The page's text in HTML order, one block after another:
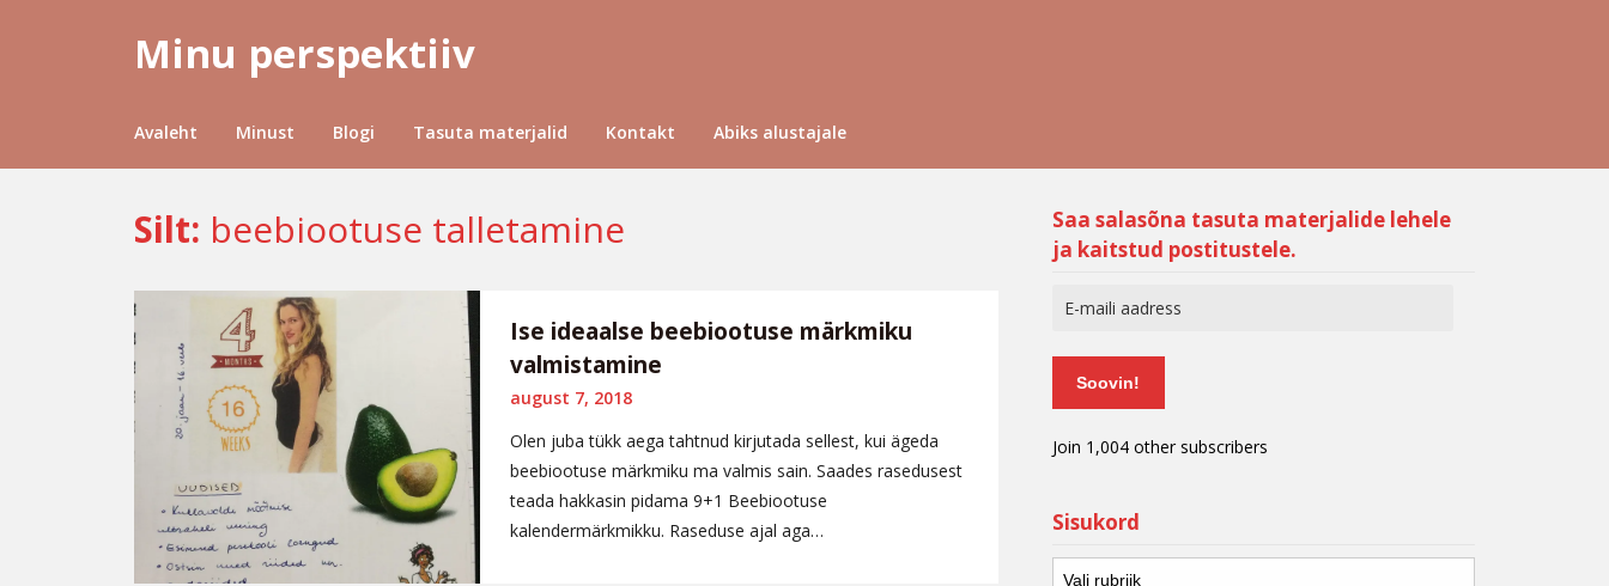
Minu perspektiiv
Avaleht Minust Blogi Tasuta materjalid Kontakt Abiks alustajale
Silt: beebiootuse talletamine
Ise ideaalse beebiootuse märkmiku
valmistamine
august 7, 2018
Olen juba tükk aega tahtnud kirjutada sellest, kui ägeda
beebiootuse märkmiku ma valmis sain. Saades rasedusest
teada hakkasin pidama 9+1 Beebiootuse
kalendermärkmikku. Raseduse ajal aga…
Saa salasõna tasuta materjalide lehele
ja kaitstud postitustele.
Soovin!
Join 1,004 other subscribers
Sisukord